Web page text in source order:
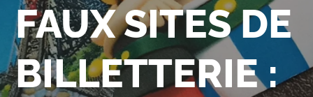
FAUX SITES DE
BILLETTERIE :